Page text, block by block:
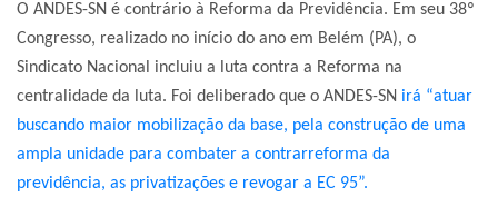
O ANDES-SN é contrário à Reforma da Previdência. Em seu 38º
Congresso, realizado no início do ano em Belém (PA), o
Sindicato Nacional incluiu a luta contra a Reforma na
centralidade da luta. Foi deliberado que o ANDES-SN irá “atuar
buscando maior mobilização da base, pela construção de uma
ampla unidade para combater a contrarreforma da
previdência, as privatizações e revogar a EC 95”.